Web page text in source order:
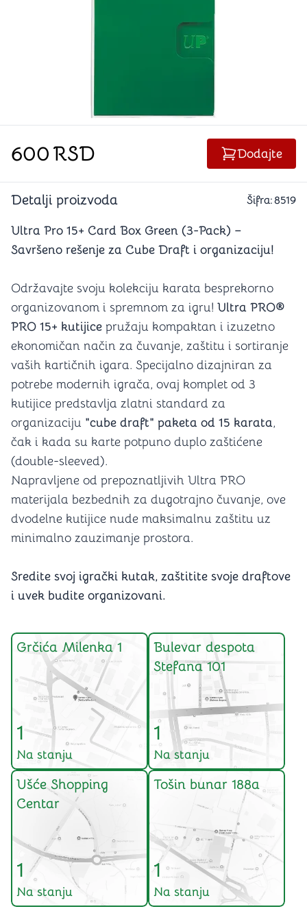
600RSD Dodajte
Detalji proizvoda Šifra:8519
Ultra Pro 15+ Card Box Green (3-Pack) –
Savršeno rešenje za Cube Draft i organizaciju!
Održavajte svoju kolekciju karata besprekorno
organizovanom i spremnom za igru! Ultra PRO®
PRO 15+ kutijice pružaju kompaktan i izuzetno
ekonomičan način za čuvanje, zaštitu i sortiranje
vaših kartičnih igara. Specijalno dizajniran za
potrebe modernih igrača, ovaj komplet od 3
kutijice predstavlja zlatni standard za
organizaciju "cube draft" paketa od 15 karata,
čak i kada su karte potpuno duplo zaštićene
(double-sleeved).
Napravljene od prepoznatljivih Ultra PRO
materijala bezbednih za dugotrajno čuvanje, ove
dvodelne kutijice nude maksimalnu zaštitu uz
minimalno zauzimanje prostora.
Sredite svoj igrački kutak, zaštitite svoje draftove
i uvek budite organizovani.
Grčića Milenka 1
1
Na stanju
Bulevar despota
Stefana 101
1
Na stanju
Ušće Shopping
Centar
1
Na stanju
Tošin bunar 188a
1
Na stanju